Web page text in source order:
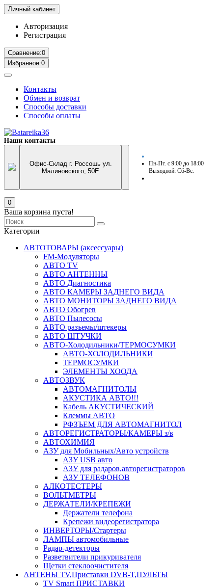
Личный кабинет
Авторизация
Регистрация
Сравнение:0
Избранное:0
Контакты
Обмен и возврат
Способы доставки
Способы оплаты
Наши контакты
Офис-Склад г. Россошь ул.
Малиновского, 50Е
Пн-Пт. с 9:00 до 18:00
Выходной: Сб-Вс.
0
Ваша корзина пуста!
Категории
АВТОТОВАРЫ (аксессуары)
FM-Модуляторы
АВТО TV
АВТО АНТЕННЫ
АВТО Диагностика
АВТО КАМЕРЫ ЗАДНЕГО ВИДА
АВТО МОНИТОРЫ ЗАДНЕГО ВИДА
АВТО Обогрев
АВТО Пылесосы
АВТО разъемы/штекеры
АВТО ШТУЧКИ
АВТО-Холодильники/ТЕРМОСУМКИ
АВТО-ХОЛОДИЛЬНИКИ
ТЕРМОСУМКИ
ЭЛЕМЕНТЫ ХООДА
АВТОЗВУК
АВТОМАГНИТОЛЫ
АКУСТИКА АВТО!!!
Кабель АКУСТИЧЕСКИЙ
Клеммы АВТО
РФЗЪЕМ ДЛЯ АВТОМАГНИТОЛ
АВТОРЕГИСТРАТОРЫ/КАМЕРЫ з/в
АВТОХИМИЯ
АЗУ для Мобильных/Авто устройств
АЗУ USB авто
АЗУ для радаров,авторегистраторов
АЗУ ТЕЛЕФОНОВ
АЛКОТЕСТЕРЫ
ВОЛЬТМЕТРЫ
ДЕРЖАТЕЛИ/КРЕПЕЖИ
Держатели телефона
Крепежи видеорегистратора
ИНВЕРТОРЫ/Стартеры
ЛАМПЫ автомобильные
Радар-детекторы
Разветвители прикуривателя
Щетки стеклоочистителя
АНТЕНЫ ТV,Приставки DVB-T,ПУЛЬТЫ
TV Smart ПРИСТАВКИ